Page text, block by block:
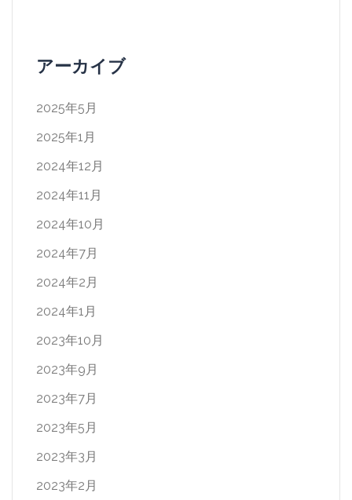
アーカイブ
2025年5月
2025年1月
2024年12月
2024年11月
2024年10月
2024年7月
2024年2月
2024年1月
2023年10月
2023年9月
2023年7月
2023年5月
2023年3月
2023年2月